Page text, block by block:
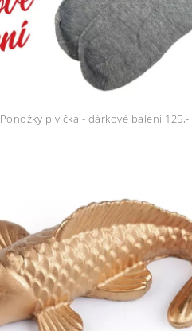
Ponožky pivíčka - dárkové balení 125,-